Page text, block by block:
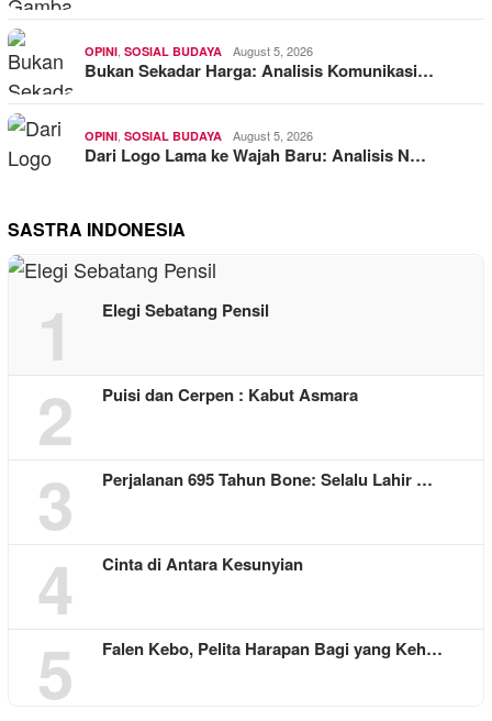
OPINI SOSIAL BUDAYA August 5, 2026
Bukan Sekadar Harga: Analisis Komunikasi…
OPINI SOSIAL BUDAYA August 5, 2026
Dari Logo Lama ke Wajah Baru: Analisis N…
SASTRA INDONESIA
1 Elegi Sebatang Pensil
2 Puisi dan Cerpen : Kabut Asmara
3 Perjalanan 695 Tahun Bone: Selalu Lahir …
4 Cinta di Antara Kesunyian
5 Falen Kebo, Pelita Harapan Bagi yang Keh…